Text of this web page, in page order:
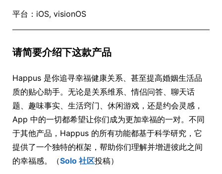
平台：iOS, visionOS
请简要介绍下这款产品
Happus 是你追寻幸福健康关系、甚至提高婚姻生活品
质的贴心助手。无论是关系维系、情侣问答、聊天话
题、趣味事实、生活窍门、休闲游戏，还是约会灵感，
App 中的一切都希望让你们成为更加幸福的一对。不同
于其他产品，Happus 的所有功能都基于科学研究，它
提供了一个独特的框架，帮助你们理解并增进彼此之间
的幸福感。（Solo 社区投稿）